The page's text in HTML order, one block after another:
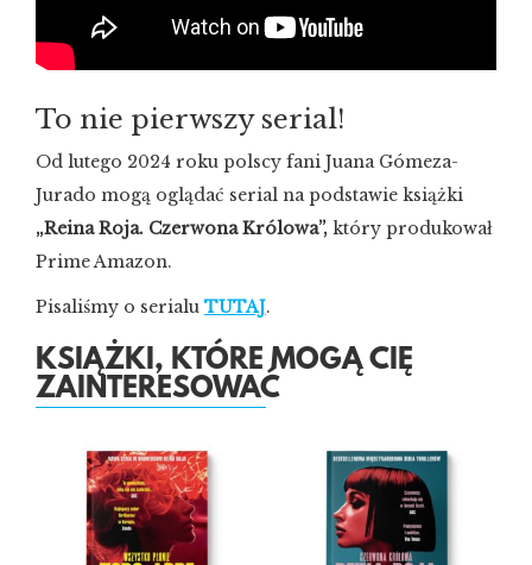
To nie pierwszy serial!
Od lutego 2024 roku polscy fani Juana Gómeza-
Jurado mogą oglądać serial na podstawie książki
„Reina Roja. Czerwona Królowa”, który produkował
Prime Amazon.
Pisaliśmy o serialu TUTAJ.
KSIĄŻKI, KTÓRE MOGĄ CIĘ
ZAINTERESOWAĆ